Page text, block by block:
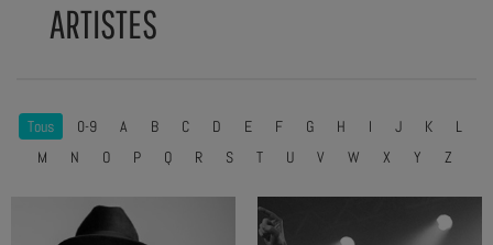
ARTISTES
Tous 0-9 A B C D E F G H I J K
L
M
N O P Q R S T U V W X Y Z